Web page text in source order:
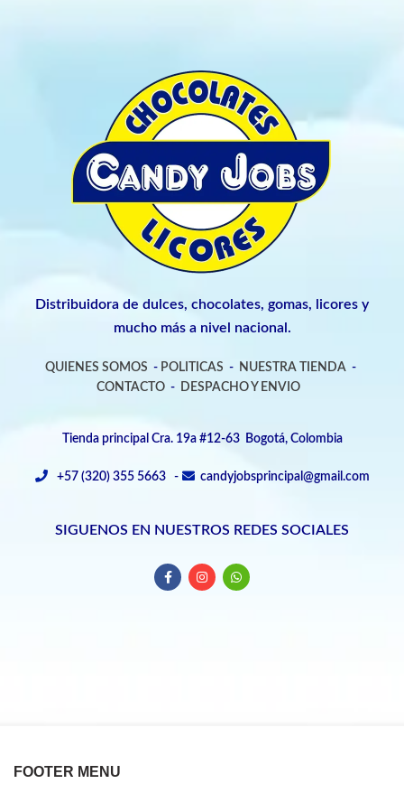
Distribuidora de dulces, chocolates, gomas, licores y
mucho más a nivel nacional.
QUIENES SOMOS - POLITICAS - NUESTRA TIENDA -
CONTACTO- DESPACHO Y ENVIO
Tienda principal Cra. 19a #12-63 Bogotá, Colombia
+57 (320) 355 5663 - candyjobsprincipal@gmail.com
SIGUENOS EN NUESTROS REDES SOCIALES
FOOTER MENU